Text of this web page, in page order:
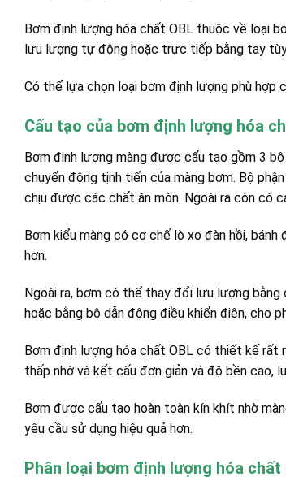
Bơm định lượng hóa chất OBL thuộc về loại
lưu lượng tự động hoặc trực tiếp bằng tay
Có thể lựa chọn loại bơm định lượng phù
Cấu tạo của bơm định lượng hóa
Bơm định lượng màng được cấu tạo gồm 3
chuyển động tịnh tiến của màng bơm. Bộ
chịu được các chất ăn mòn. Ngoài ra còn có
Bơm kiểu màng có cơ chế lò xo đàn hồi,
hơn.
Ngoài ra, bơm có thể thay đổi lưu lượng
hoặc bằng bộ dẫn động điều khiển điện, cho
Bơm định lượng hóa chất OBL có thiết kế rất
thấp nhờ và kết cấu đơn giản và độ bền cao,
Bơm được cấu tạo hoàn toàn kín khít nhờ
yêu cầu sử dụng hiệu quả hơn.
Phân loại bơm định lượng hóa chất